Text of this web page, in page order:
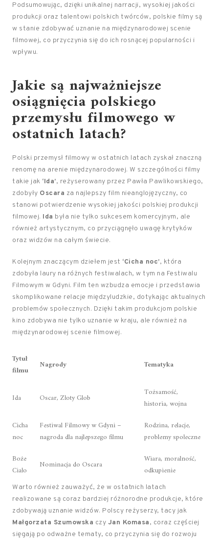
Podsumowując, dzięki unikalnej narracji, wysokiej jakości
produkcji oraz talentowi polskich twórców, polskie filmy są
w stanie zdobywać uznanie na międzynarodowej scenie
filmowej, co przyczynia się do ich rosnącej popularności i
wpływu.
Jakie są najważniejsze
osiągnięcia polskiego
przemysłu filmowego w
ostatnich latach?
Polski przemysł filmowy w ostatnich latach zyskał znaczną
renomę na arenie międzynarodowej. W szczególności filmy
takie jak ‘Ida’, reżyserowany przez Pawła Pawlikowskiego,
zdobyły Oscara za najlepszy film nieanglojęzyczny, co
stanowi potwierdzenie wysokiej jakości polskiej produkcji
filmowej. Ida była nie tylko sukcesem komercyjnym, ale
również artystycznym, co przyciągnęło uwagę krytyków
oraz widzów na całym świecie.
Kolejnym znaczącym dziełem jest ‘Cicha noc’, która
zdobyła laury na różnych festiwalach, w tym na Festiwalu
Filmowym w Gdyni. Film ten wzbudza emocje i przedstawia
skomplikowane relacje międzyludzkie, dotykając aktualnych
problemów społecznych. Dzięki takim produkcjom polskie
kino zdobywa nie tylko uznanie w kraju, ale również na
międzynarodowej scenie filmowej.
Tytuł
filmu
Nagrody Tematyka
Ida Oscar, Złoty Glob
Tożsamość,
historia, wojna
Cicha
noc
Festiwal Filmowy w Gdyni –
nagroda dla najlepszego filmu
Rodzina, relacje,
problemy społeczne
Boże
Ciało
Nominacja do Oscara
Wiara, moralność,
odkupienie
Warto również zauważyć, że w ostatnich latach
realizowane są coraz bardziej różnorodne produkcje, które
zdobywają uznanie widzów. Polscy reżyserzy, tacy jak
Małgorzata Szumowska czy Jan Komasa, coraz częściej
sięgają po odważne tematy, co przyczynia się do rozwoju